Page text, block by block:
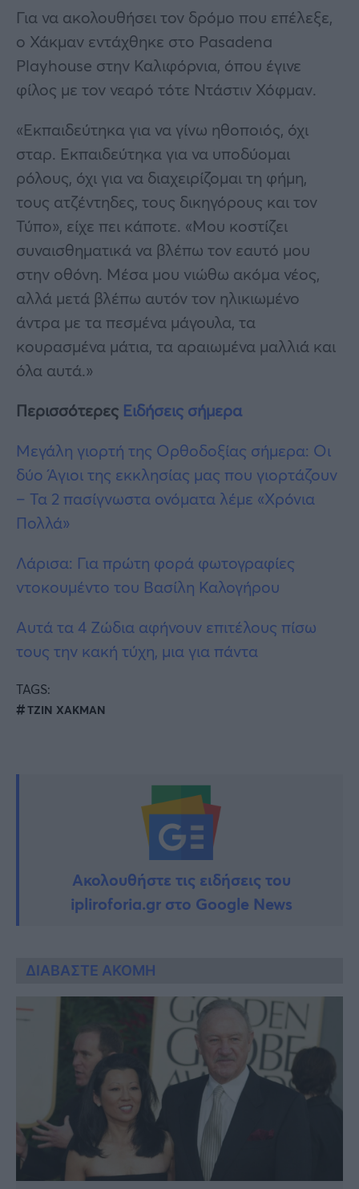
Για να ακολουθήσει τον δρόμο που επέλεξε,
ο Χάκμαν εντάχθηκε στο Pasadena
Playhouse στην Καλιφόρνια, όπου έγινε
φίλος με τον νεαρό τότε Ντάστιν Χόφμαν.
«Εκπαιδεύτηκα για να γίνω ηθοποιός, όχι
σταρ. Εκπαιδεύτηκα για να υποδύομαι
ρόλους, όχι για να διαχειρίζομαι τη φήμη,
τους ατζέντηδες, τους δικηγόρους και τον
Τύπο», είχε πει κάποτε. «Μου κοστίζει
συναισθηματικά να βλέπω τον εαυτό μου
στην οθόνη. Μέσα μου νιώθω ακόμα νέος,
αλλά μετά βλέπω αυτόν τον ηλικιωμένο
άντρα με τα πεσμένα μάγουλα, τα
κουρασμένα μάτια, τα αραιωμένα μαλλιά και
όλα αυτά.»
Περισσότερες Ειδήσεις σήμερα
Μεγάλη γιορτή της Ορθοδοξίας σήμερα: Οι
δύο Άγιοι της εκκλησίας μας που γιορτάζουν
– Τα 2 πασίγνωστα ονόματα λέμε «Χρόνια
Πολλά»
Λάρισα: Για πρώτη φορά φωτογραφίες
ντοκουμέντο του Βασίλη Καλογήρου
Αυτά τα 4 Ζώδια αφήνουν επιτέλους πίσω
τους την κακή τύχη, μια για πάντα
TAGS:
ΤΖΙΝ ΧΑΚΜΑΝ
Ακολουθήστε τις ειδήσεις του
ipliroforia.gr στο Google News
ΔΙΑΒΑΣΤΕ ΑΚΟΜΗ